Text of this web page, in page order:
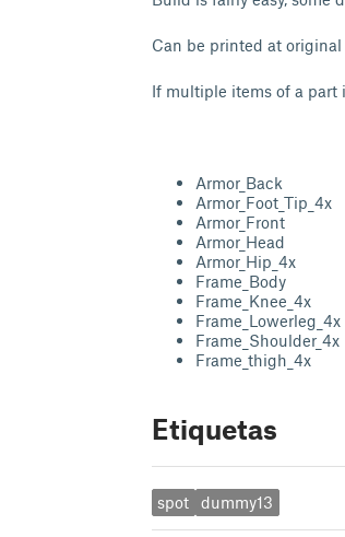
Can be printed at
If multiple items of a part
Armor_Back
Armor_Foot_Tip_4x
Armor_Front
Armor_Head
Armor_Hip_4x
Frame_Body
Frame_Knee_4x
Frame_Lowerleg_4x
Frame_Shoulder_4x
Frame_thigh_4x
Etiquetas
spot dummy13